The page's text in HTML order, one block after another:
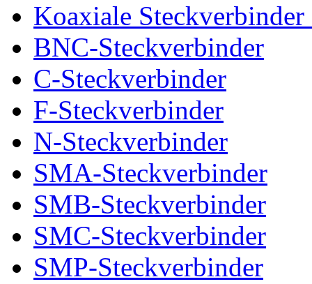
Koaxiale
BNC-Steckverbinder
C-Steckverbinder
F-Steckverbinder
N-Steckverbinder
SMA-Steckverbinder
SMB-Steckverbinder
SMC-Steckverbinder
SMP-Steckverbinder